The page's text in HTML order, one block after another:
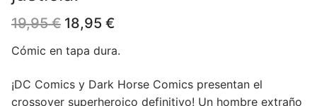
Tazas/Vasos
Bandoleras/Bolsos
19,95€ El
precio
original
19,95 €.
18,95 €
actual
18,95 €.
Cómic en tapa dura.
¡DC Comics y Dark Horse Comics presentan el
crossover superheroico definitivo! Un hombre extraño